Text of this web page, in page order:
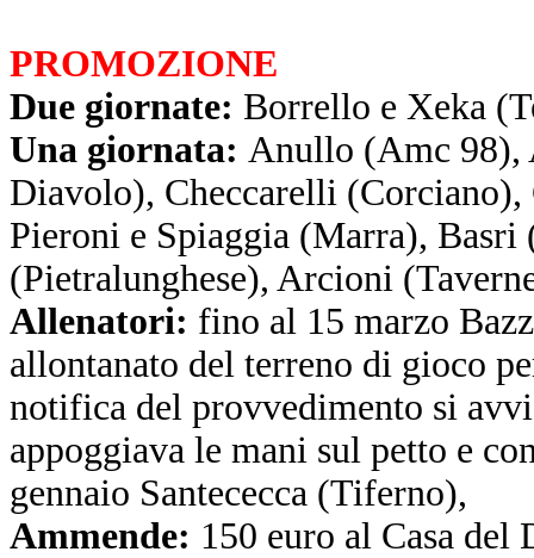
PROMOZIONE
Due giornate: Borrello e Xeka
Una giornata: Anullo (Amc 98),
Diavolo), Checcarelli
Pieroni e Spiaggia (Marra),
(Pietralunghese), Arcioni
Allenatori: fino al 15 marzo
allontanato del terreno di gioco
notifica del provvedimento si
appoggiava le mani sul petto e
gennaio Santececca (Tiferno),
Ammende: 150 euro al Casa del